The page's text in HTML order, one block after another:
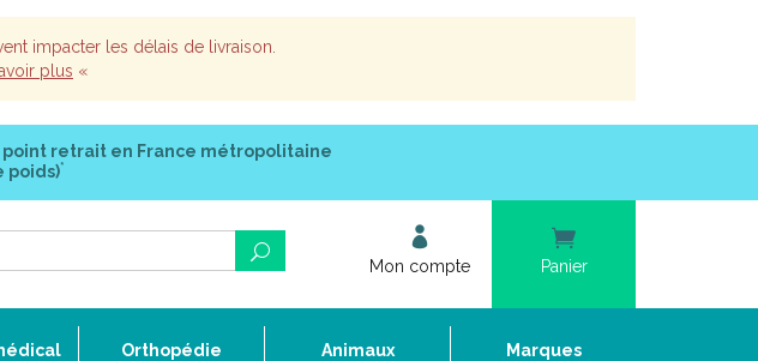
impacter les délais de livraison.
plus «
point retrait en France métropolitaine
poids)*
Mon compte Panier
Orthopédie Animaux Marques